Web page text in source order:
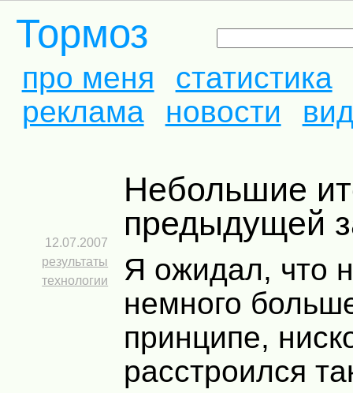
Тормоз
про меня
статистика
реклама
новости
Небольшие итоги
предыдущей
12.07.2007
результаты
технологии
Я ожидал, что
немного
принципе,
расстроился